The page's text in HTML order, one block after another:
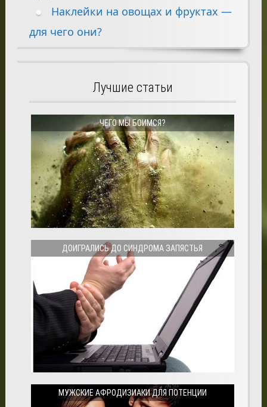
Наклейки на овощах и фруктах —
для чего они?
Лучшие статьи
ЧЕГО МЫ БОИМСЯ?
ДОИГРАЛИСЬ ДО СИНДРОМА ЗАПЯСТЬЯ
МУЖСКИЕ АФРОДИЗИАКИ ДЛЯ ПОТЕНЦИИ